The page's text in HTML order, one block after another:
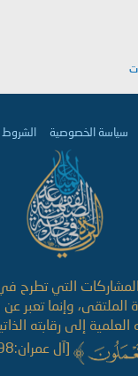
سياسة الخصوصية الشروط
التي تطرح في
الملتقى، وإنما تعبر
إلى رقابته
[آل عمران:98].